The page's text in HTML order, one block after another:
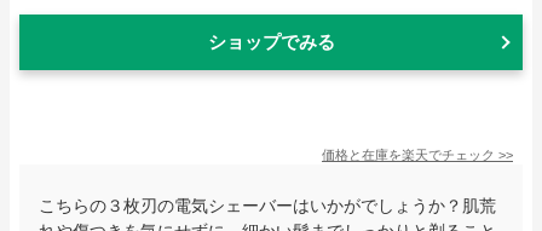
ショップでみる
価格と在庫を楽天でチェック >>
こちらの３枚刃の電気シェーバーはいかがでしょうか？肌荒